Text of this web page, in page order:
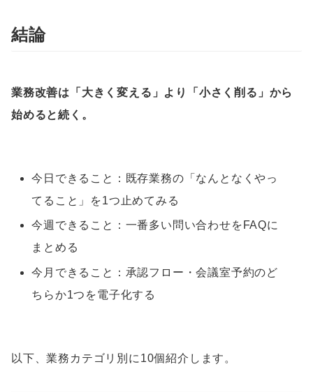
結論
業務改善は「大きく変える」より「小さく削る」から
始めると続く。
今日できること：既存業務の「なんとなくやっ
てること」を1つ止めてみる
今週できること：一番多い問い合わせをFAQに
まとめる
今月できること：承認フロー・会議室予約のど
ちらか1つを電子化する
以下、業務カテゴリ別に10個紹介します。